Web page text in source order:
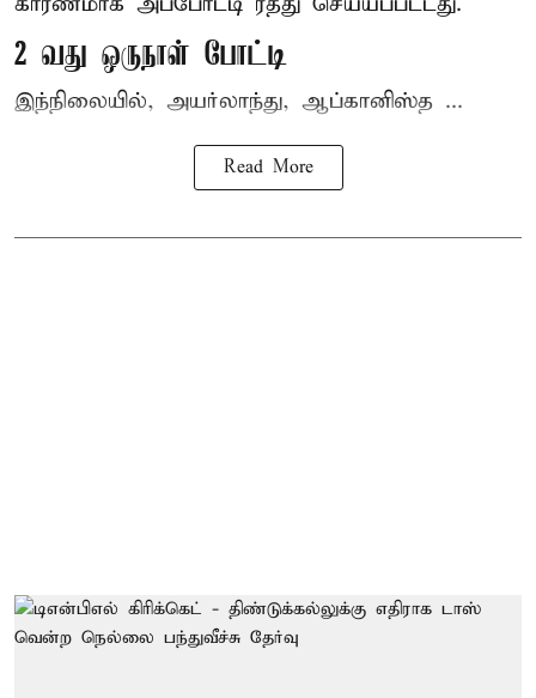
2 வது ஒருநாள் போட்டி
இந்நிலையில், அயர்லாந்து, ஆப்கானிஸ்த ...
Read More